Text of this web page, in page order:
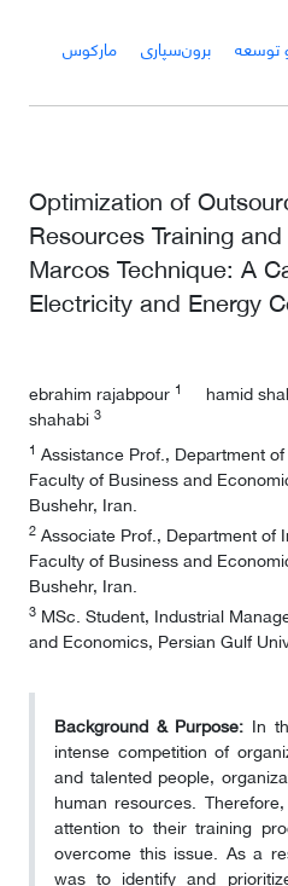
توسعه برون‌سپاری
مارکوس
Optimization of
Resources Training
Marcos Technique: A
Electricity and Energy
ebrahim rajabpour 1 hamid
shahabi 3
1 Assistance Prof., Department
Faculty of Business and
Bushehr, Iran.
2 Associate Prof., Department of
Faculty of Business and
Bushehr, Iran.
3 MSc. Student, Industrial
and Economics, Persian Gulf
Background & Purpose: In
intense competition of
and talented people,
human resources.
attention to their training
overcome this issue. As a
was to identify and